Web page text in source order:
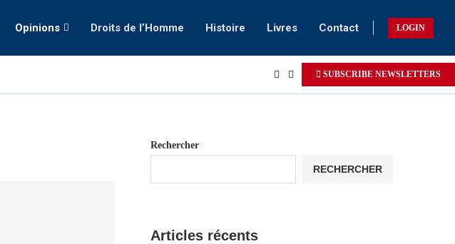
Opinions Droits de l’Homme Histoire Livres Contact LOGIN
SUBSCRIBE NEWSLETTERS
Rechercher
RECHERCHER
Articles récents